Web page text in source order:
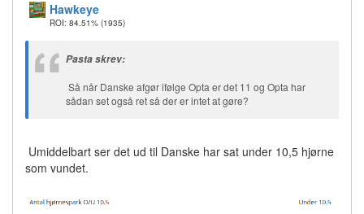
Hawkeye
ROI: 84.51% (1935)
Pasta skrev:
Så når Danske afgør ifølge Opta er det 11 og Opta har
sådan set også ret så der er intet at gøre?
Umiddelbart ser det ud til Danske har sat under 10,5 hjørne
som vundet.